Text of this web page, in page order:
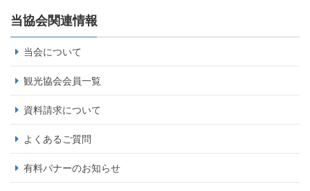
当協会関連情報
当会について
観光協会会員一覧
資料請求について
よくあるご質問
有料バナーのお知らせ